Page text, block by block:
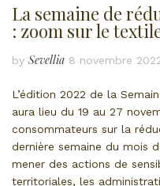
La semaine de
: zoom sur le
by Sevellia 8 novembre
L’édition 2022 de la
aura lieu du 19 au 27
consommateurs sur la
dernière semaine du mois
mener des actions de
territoriales, les